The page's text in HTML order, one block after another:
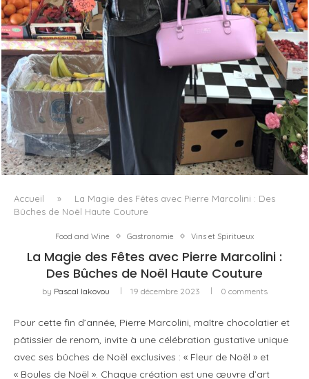
LE BAULETTO DE MM6 MAISON MARGIELA, OU LA
GÉOMÉTRIE COMME SEUL ORNEMENT
Accueil »
La Magie des Fêtes avec Pierre Marcolini : Des
Bûches de Noël Haute Couture
Food and Wine Gastronomie Vins et Spiritueux
La Magie des Fêtes avec Pierre Marcolini :
Des Bûches de Noël Haute Couture
by Pascal Iakovou 19 décembre 2023 0 comments
Pour cette fin d’année, Pierre Marcolini, maître chocolatier et
pâtissier de renom, invite à une célébration gustative unique
avec ses bûches de Noël exclusives : « Fleur de Noël » et
« Boules de Noël ». Chaque création est une œuvre d’art